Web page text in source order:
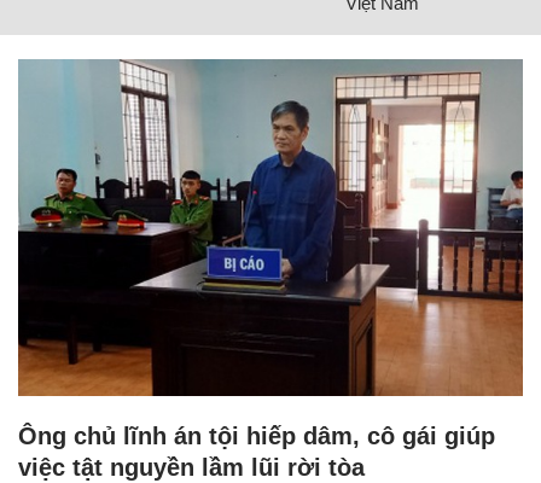
Ông chủ lĩnh án tội hiếp dâm, cô gái giúp
việc tật nguyền lầm lũi rời tòa